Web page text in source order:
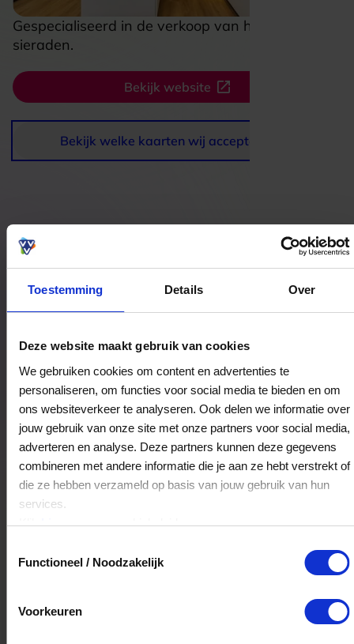
Toestemming Details Over
Deze website maakt gebruik van cookies
We gebruiken cookies om content en advertenties te
personaliseren, om functies voor social media te bieden en om
ons websiteverkeer te analyseren. Ook delen we informatie over
jouw gebruik van onze site met onze partners voor social media,
adverteren en analyse. Deze partners kunnen deze gegevens
combineren met andere informatie die je aan ze hebt verstrekt of
die ze hebben verzameld op basis van jouw gebruik van hun
services.
Klikhiervoor ons cookiebeleid.
Functioneel / Noodzakelijk
Voorkeuren
Gespecialiseerd in de verkoop van horloge en
sieraden.
Bekijk website
Bekijk welke kaarten wij accepteren
Bestedingslocaties
Kenz Juwelier B.V.
Schutterstraat 42-A
1315VJ Almere
Veelgestelde Vragen
Kan ik het saldo in delen besteden?
Ja, je mag het saldo van je VVV